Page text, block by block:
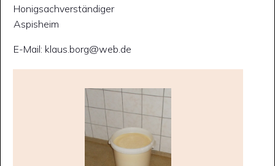
Honigsachverständiger
Aspisheim
E-Mail: klaus.borg@web.de